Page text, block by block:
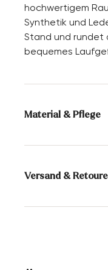
hochwertigem
Synthetik und
Stand und rundet
bequemes
Material & Pflege
Versand & Retoure
Lieferzeit 5-6